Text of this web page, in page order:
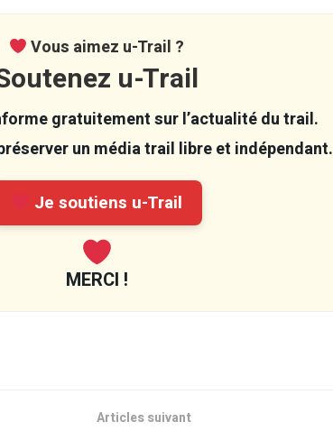
Vous aimez u-Trail ?
u-Trail
gratuitement sur l’actualité du trail.
un média trail libre et indépendant.
Je soutiens u-Trail
MERCI !
Articles suivant